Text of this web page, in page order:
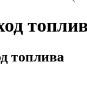
топлива